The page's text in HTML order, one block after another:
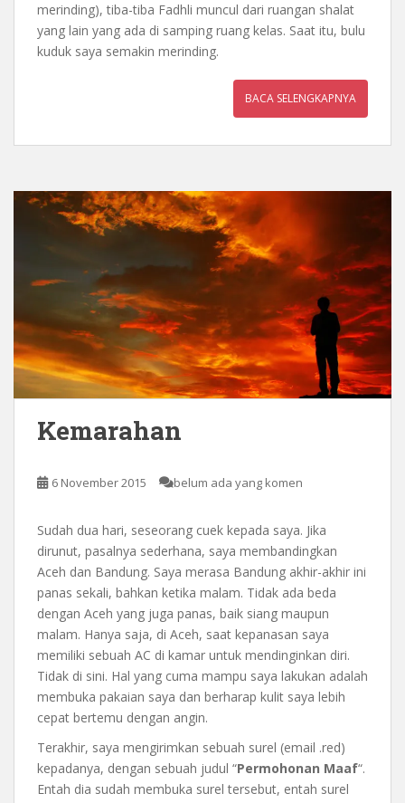
merinding), tiba-tiba Fadhli muncul dari ruangan shalat
yang lain yang ada di samping ruang kelas. Saat itu, bulu
kuduk saya semakin merinding.
BACA SELENGKAPNYA
Kemarahan
6 November 2015 belum ada yang komen
Sudah dua hari, seseorang cuek kepada saya. Jika
dirunut, pasalnya sederhana, saya membandingkan
Aceh dan Bandung. Saya merasa Bandung akhir-akhir ini
panas sekali, bahkan ketika malam. Tidak ada beda
dengan Aceh yang juga panas, baik siang maupun
malam. Hanya saja, di Aceh, saat kepanasan saya
memiliki sebuah AC di kamar untuk mendinginkan diri.
Tidak di sini. Hal yang cuma mampu saya lakukan adalah
membuka pakaian saya dan berharap kulit saya lebih
cepat bertemu dengan angin.
Terakhir, saya mengirimkan sebuah surel (email .red)
kepadanya, dengan sebuah judul “Permohonan Maaf“.
Entah dia sudah membuka surel tersebut, entah surel